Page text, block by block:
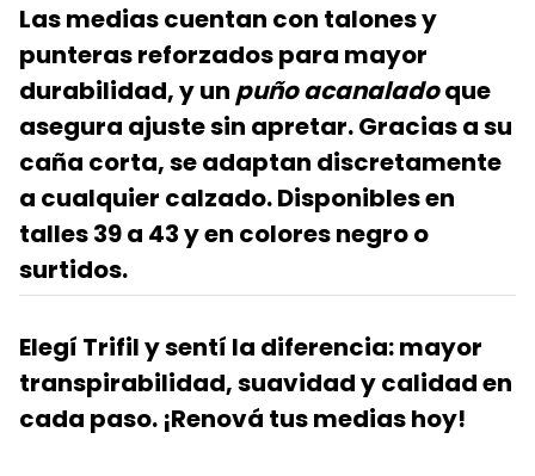
Las medias cuentan con talones y
punteras reforzadospara mayor
durabilidad, y un puño acanaladoque
asegura ajuste sin apretar. Gracias a su
caña corta, se adaptan discretamente
a cualquier calzado. Disponibles en
talles 39 a 43 y en colores negro o
surtidos.
Elegí Trifily sentí la diferencia: mayor
transpirabilidad, suavidad y calidad en
cada paso. ¡Renová tus medias hoy!